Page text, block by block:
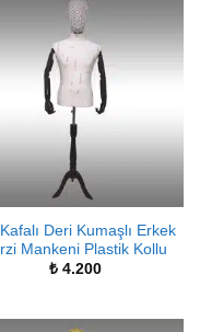
Deri Kumaşlı Erkek
Mankeni Plastik Kollu
₺ 4.200